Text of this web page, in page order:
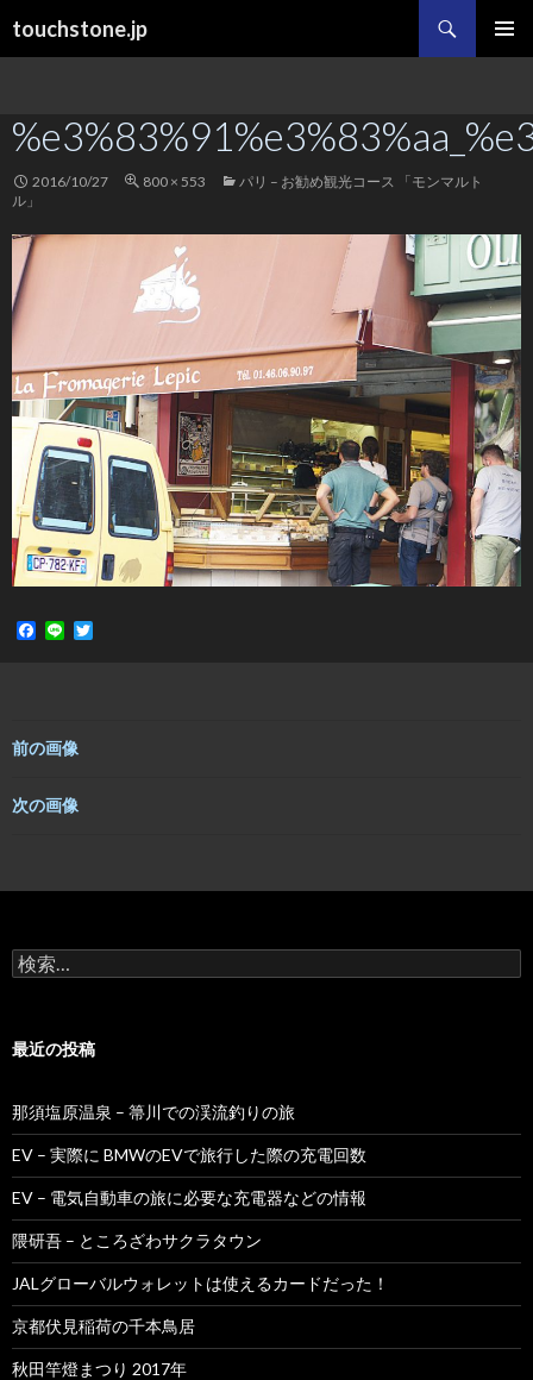
touchstone.jp
索
ン
ツ
へ
ス
ッ
プ
2016/10/27 800 × 553
パリ – お勧め観光コース 「モンマルト
ル」
F
o
k
前の画像
次の画像
検
索:
最近の投稿
那須塩原温泉 – 箒川での渓流釣りの旅
EV – 実際に BMWのEVで旅行した際の充電回数
EV – 電気自動車の旅に必要な充電器などの情報
隈研吾 – ところざわサクラタウン
JALグローバルウォレットは使えるカードだった！
京都伏見稲荷の千本鳥居
秋田竿燈まつり 2017年